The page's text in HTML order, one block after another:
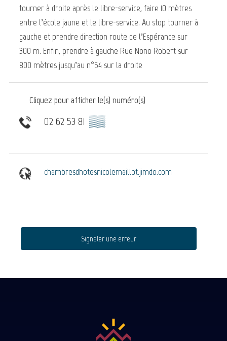
tourner à droite après le libre-service, faire 10 mètres
entre l’école jaune et le libre-service. Au stop tourner à
gauche et prendre direction route de l’Espérance sur
300 m. Enfin, prendre à gauche Rue Nono Robert sur
800 mètres jusqu’au n°54 sur la droite
Cliquez pour afficher le(s) numéro(s)
02 62 53 81 ▒▒
chambresdhotesnicolemaillot.jimdo.com
Signaler une erreur